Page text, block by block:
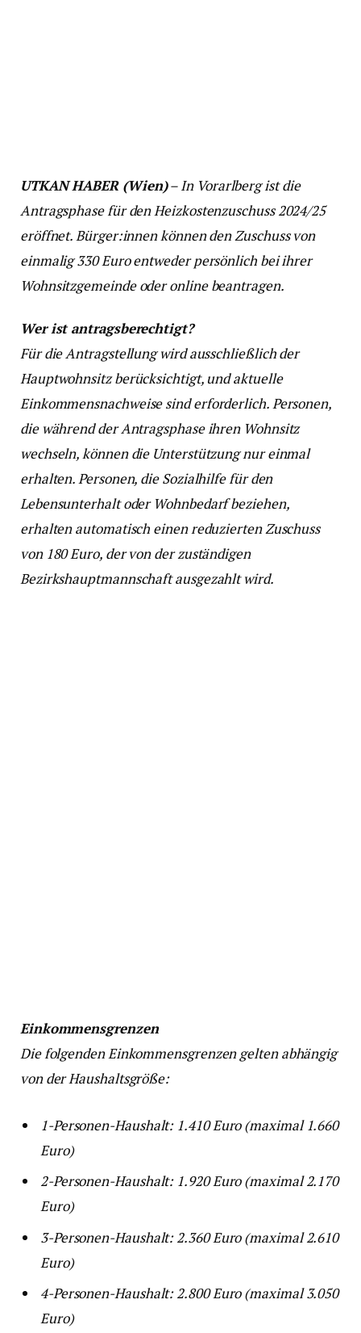
UTKAN HABER (Wien)– In Vorarlberg ist die
Antragsphase für den Heizkostenzuschuss 2024/25
eröffnet. Bürger:innen können den Zuschuss von
einmalig 330 Euro entweder persönlich bei ihrer
Wohnsitzgemeinde oder online beantragen.
Wer ist antragsberechtigt?
Für die Antragstellung wird ausschließlich der
Hauptwohnsitz berücksichtigt, und aktuelle
Einkommensnachweise sind erforderlich. Personen,
die während der Antragsphase ihren Wohnsitz
wechseln, können die Unterstützung nur einmal
erhalten. Personen, die Sozialhilfe für den
Lebensunterhalt oder Wohnbedarf beziehen,
erhalten automatisch einen reduzierten Zuschuss
von 180 Euro, der von der zuständigen
Bezirkshauptmannschaft ausgezahlt wird.
Einkommensgrenzen
Die folgenden Einkommensgrenzen gelten abhängig
von der Haushaltsgröße:
1-Personen-Haushalt: 1.410 Euro (maximal 1.660
Euro)
2-Personen-Haushalt: 1.920 Euro (maximal 2.170
Euro)
3-Personen-Haushalt: 2.360 Euro (maximal 2.610
Euro)
4-Personen-Haushalt: 2.800 Euro (maximal 3.050
Euro)